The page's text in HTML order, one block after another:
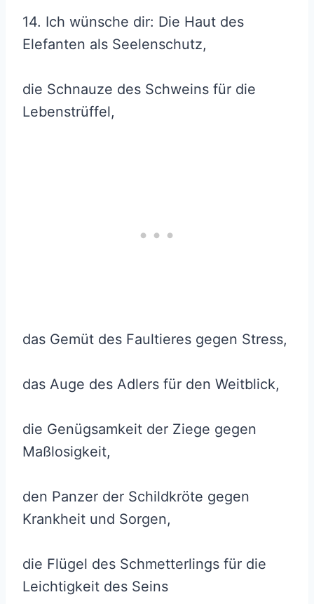
14. Ich wünsche dir: Die Haut des
Elefanten als Seelenschutz,
die Schnauze des Schweins für die
Lebenstrüffel,
das Gemüt des Faultieres gegen Stress,
das Auge des Adlers für den Weitblick,
die Genügsamkeit der Ziege gegen
Maßlosigkeit,
den Panzer der Schildkröte gegen
Krankheit und Sorgen,
die Flügel des Schmetterlings für die
Leichtigkeit des Seins